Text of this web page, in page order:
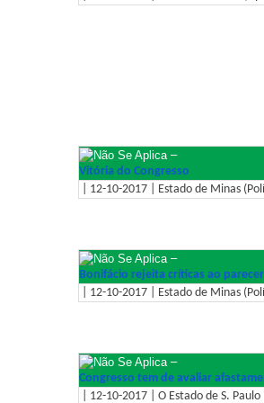
–
Vitória do Congresso
| 12-10-2017 | Estado de Minas
–
Bonifácio rejeita críticas ao parecer
| 12-10-2017 | Estado de Minas
–
Congresso tem de avaliar
| 12-10-2017 | O Estado de S. Paulo